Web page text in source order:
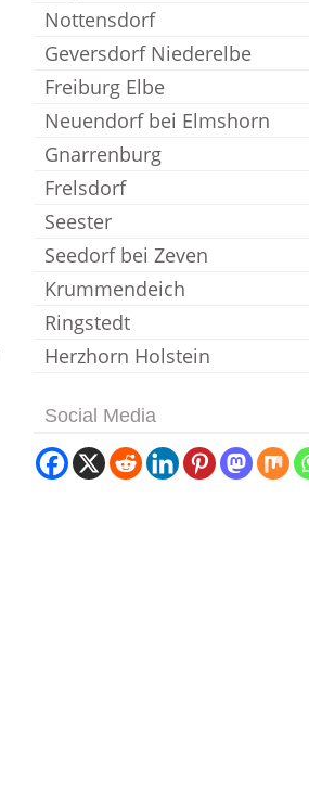
Nottensdorf
Geversdorf Niederelbe
Freiburg Elbe
Neuendorf bei Elmshorn
Gnarrenburg
Frelsdorf
Seester
Seedorf bei Zeven
Krummendeich
Ringstedt
Herzhorn Holstein
Social Media